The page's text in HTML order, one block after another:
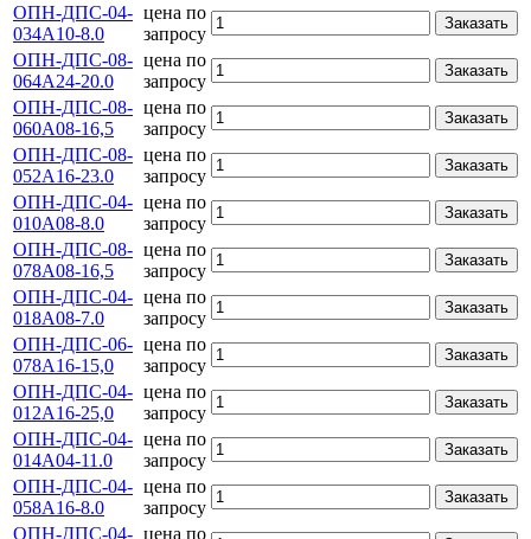
ОПН-ДПС-04-
034А10-8.0
цена по
запросу
Заказать
ОПН-ДПС-08-
064А24-20.0
цена по
запросу
Заказать
ОПН-ДПС-08-
060А08-16,5
цена по
запросу
Заказать
ОПН-ДПС-08-
052А16-23.0
цена по
запросу
Заказать
ОПН-ДПС-04-
010А08-8.0
цена по
запросу
Заказать
ОПН-ДПС-08-
078А08-16,5
цена по
запросу
Заказать
ОПН-ДПС-04-
018А08-7.0
цена по
запросу
Заказать
ОПН-ДПС-06-
078А16-15,0
цена по
запросу
Заказать
ОПН-ДПС-04-
012А16-25,0
цена по
запросу
Заказать
ОПН-ДПС-04-
014А04-11.0
цена по
запросу
Заказать
ОПН-ДПС-04-
058А16-8.0
цена по
запросу
Заказать
ОПН-ДПС-04- цена по